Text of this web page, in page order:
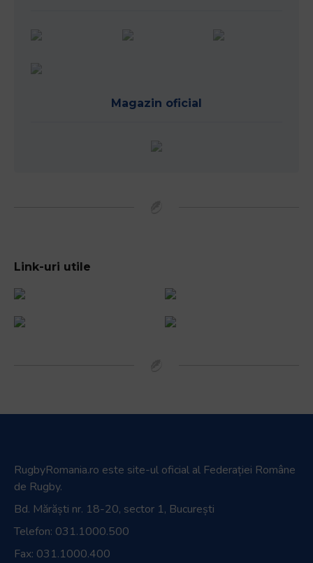
Magazin oficial
Link-uri utile
RugbyRomania.ro este site-ul oficial al Federației Române
de Rugby.
Bd. Mărăști nr. 18-20, sector 1, București
Telefon: 031.1000.500
Fax: 031.1000.400